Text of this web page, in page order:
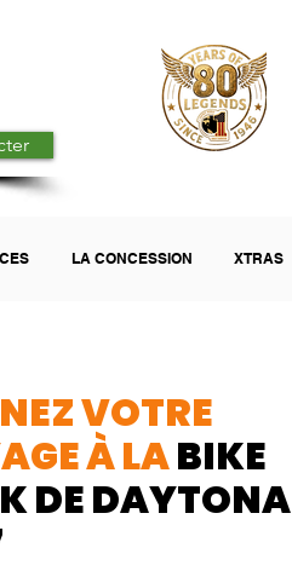
LA CONCESSION XTRAS
VOTRE
À LABIKE
DE DAYTONA